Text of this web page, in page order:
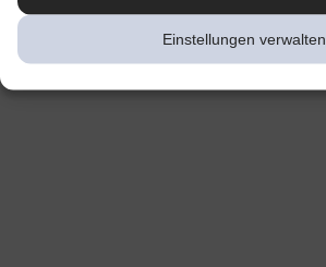
Einstellungen verwalten